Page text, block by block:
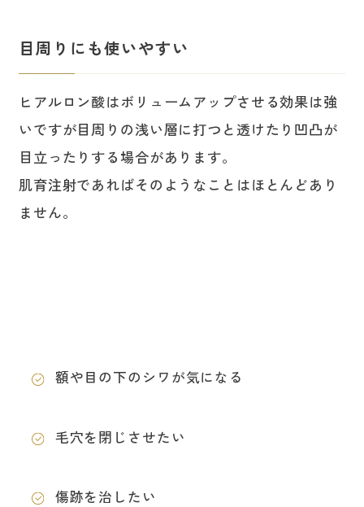
目周りにも使いやすい
ヒアルロン酸はボリュームアップさせる効果は強
いですが目周りの浅い層に打つと透けたり凹凸が
目立ったりする場合があります。
肌育注射であればそのようなことはほとんどあり
ません。
額や目の下のシワが気になる
毛穴を閉じさせたい
傷跡を治したい